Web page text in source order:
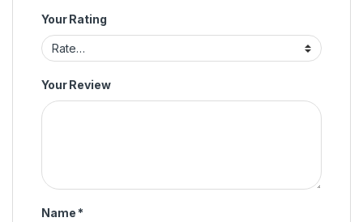
Your Rating
Your Review
Name *